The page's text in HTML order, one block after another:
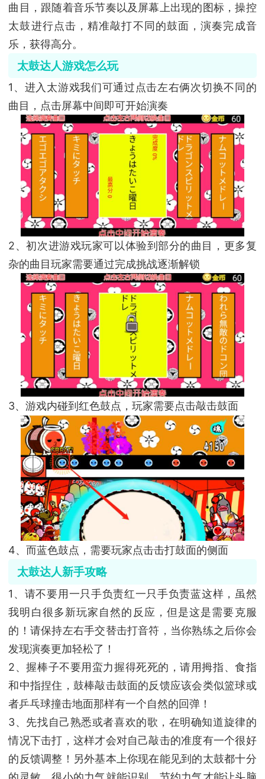
曲目，跟随着音乐节奏以及屏幕上出现的图标，操控
太鼓进行点击，精准敲打不同的鼓面，演奏完成音
乐，获得高分。
太鼓达人游戏怎么玩
1、进入太游戏我们可通过点击左右俩次切换不同的
曲目，点击屏幕中间即可开始演奏
2、初次进游戏玩家可以体验到部分的曲目，更多复
杂的曲目玩家需要通过完成挑战逐渐解锁
3、游戏内碰到红色鼓点，玩家需要点击敲击鼓面
4、而蓝色鼓点，需要玩家点击击打鼓面的侧面
太鼓达人新手攻略
1、请不要用一只手负责红一只手负责蓝这样，虽然
我明白很多新玩家自然的反应，但是这是需要克服
的！请保持左右手交替击打音符，当你熟练之后你会
发现演奏更加轻松了！
2、握棒子不要用蛮力握得死死的，请用拇指、食指
和中指捏住，鼓棒敲击鼓面的反馈应该会类似篮球或
者乒乓球撞击地面那样有一个自然的回弹！
3、先找自己熟悉或者喜欢的歌，在明确知道旋律的
情况下击打，这样才会对自己敲击的准度有一个很好
的反馈调整！另外基本上你现在能见到的太鼓都十分